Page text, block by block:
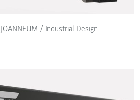
/ Industrial Design